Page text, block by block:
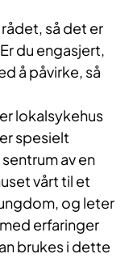
så det er
du engasjert,
å påvirke, så
lokalsykehus
spesielt
av en
vårt til et
og leter
erfaringer
brukes i dette